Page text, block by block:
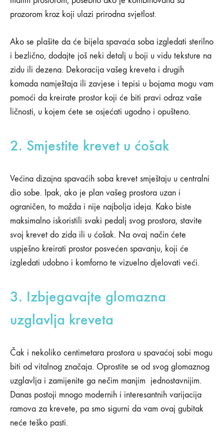
prozorom kroz koji ulazi prirodna svjetlost.
Ako se plašite da će bijela spavaća soba izgledati sterilno
i bezlično, dodajte još neki detalj u boji u vidu teksture na
zidu ili dezena. Dekoracija vašeg kreveta i drugih
komada namještaja ili zavjese i tepisi u bojama mogu vam
pomoći da kreirate prostor koji će biti pravi odraz vaše
ličnosti, u kojem ćete se osjećati ugodno i opušteno.
2. Smjestite krevet u ćošak
Većina dizajna spavaćih soba krevet smještaju u centralni
dio sobe. Ipak, ako je plan vašeg prostora uzan i
ograničen, to možda i nije najbolja ideja. Kako biste
maksimalno iskoristili svaki pedalj svog prostora, stavite
svoj krevet do zida ili u ćošak. Na ovaj način ćete
uspješno kreirati prostor posvećen spavanju, koji će
izgledati udobno i komforno te vizuelno djelovati veći.
3. Izbjegavajte glomazna
uzglavlja kreveta
Čak i nekoliko centimetara prostora u spavaćoj sobi mogu
biti od vitalnog značaja. Oprostite se od svog glomaznog
uzglavlja i zamijenite ga nečim manjim jednostavnijim.
Danas postoji mnogo modernih i interesantnih varijacija
ramova za krevete, pa smo sigurni da vam ovaj gubitak
neće teško pasti.